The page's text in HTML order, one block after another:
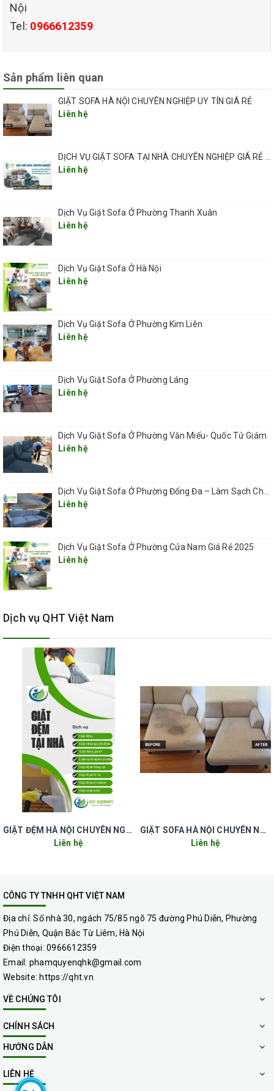
bám nhiều bụi bặm hơn và dễ bị bẩn bởi
nhiều nguyên nhân khác nhau.
máy đánh tay giúp loại bỏ vết bẩn nhanh
chóng
Sử dụng máy phun hút chuyên dụng để làm
sạch tận sâu bên trong sofa và hiệu quả
diệt khuẩn cao hơn
được làm trắng lên rõ rệt
Dung dịch làm sạch gốc hữu cơ kết hợp
nước xả giúp sản phẩm được thơm mát
hơn
GHẾ SOFA DA CAO CẤP
Các sản phẩm ghế sofa làm từ da cao cấp
đều có tuổi thọ sử dụng rất lâu và cũng có
khả năng kháng bụi bẩn tốt hơn. Tuy nhiên
vẫn cần vệ sinh lại sau một thời gian sử
được như mới.
hơn, không cần dùng đến một số loại máy
chuyên dụng
Được dưỡng lại bề mặt ghế da bằng dung
dịch dưỡng da cao cấp từ 3M của Mỹ
Đảm bảo chất lượng sử dụng của bề mặt
ghế sofa da
Quy trình giặt ghế sofa chuyên nghiệp
của QHT Việt Nam
Bước 1
bẩn, chất liệu ghế và thông báo với khách
hàng tỉ lệ tẩy sạch các vết ố bẩn thâm kim
Nội
Tel: 0966612359
Sản phẩm liên quan
GIẶT SOFA HÀ NỘI CHUYÊN NGHIỆP UY TÍN GIÁ RẺ
Liên hệ
Liên hệ
Dịch Vụ Giặt Sofa Ở Phường Thanh Xuân
Liên hệ
Dịch Vụ Giặt Sofa Ở Hà Nội
Liên hệ
Dịch Vụ Giặt Sofa Ở Phường Kim Liên
Liên hệ
Dịch Vụ Giặt Sofa Ở Phường Láng
Liên hệ
Dịch Vụ Giặt Sofa Ở Phường Văn Miếu- Quốc Tử Giám
Liên hệ
Liên hệ
Dịch Vụ Giặt Sofa Ở Phường Cửa Nam Giá Rẻ 2025
Liên hệ
Dịch vụ QHT Việt Nam
GIẶT ĐỆM HÀ NỘI CHUYÊN NGHIỆP UY TÍN GIÁ RẺ
Liên hệ
GIẶT SOFA HÀ NỘI CHUYÊN NGHIỆP UY TÍN GIÁ RẺ
Liên hệ
CÔNG TY TNHH QHT VIỆT NAM
Địa chỉ: Số nhà 30, ngách 75/85 ngõ 75 đường Phú Diễn, Phường
Phú Diễn, Quận Bắc Từ Liêm, Hà Nội
Điện thoại: 0966612359
Email: phamquyenqhk@gmail.com
Website: https://qht.vn
VỀ CHÚNG TÔI
CHÍNH SÁCH
HƯỚNG DẪN
LIÊN HỆ